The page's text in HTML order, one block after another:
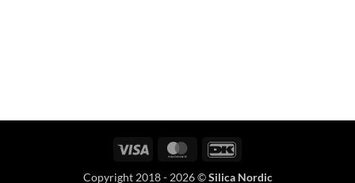
Visa MasterCard
Copyright 2018 - 2026 ©Silica Nordic